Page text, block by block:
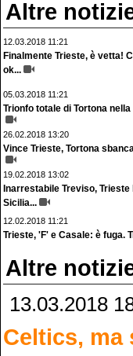
Altre
12.03.2018 11:21
Finalmente Trieste, è vetta!
ok...
05.03.2018 11:21
Trionfo totale di Tortona
26.02.2018 13:20
Vince Trieste, Tortona
19.02.2018 13:02
Inarrestabile Treviso,
Sicilia...
12.02.2018 11:21
Trieste, 'F' e Casale: è fuga.
Altre
13.03.2018
Celtics,